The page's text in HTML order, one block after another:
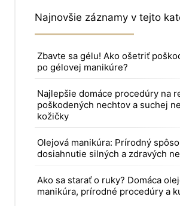
Najnovšie záznamy v tejto
Zbavte sa gélu! Ako ošetriť
po gélovej manikúre?
Najlepšie domáce procedúry na
poškodených nechtov a suchej
kožičky
Olejová manikúra: Prírodný
dosiahnutie silných a zdravých
Ako sa starať o ruky? Domáca
manikúra, prírodné procedúry a